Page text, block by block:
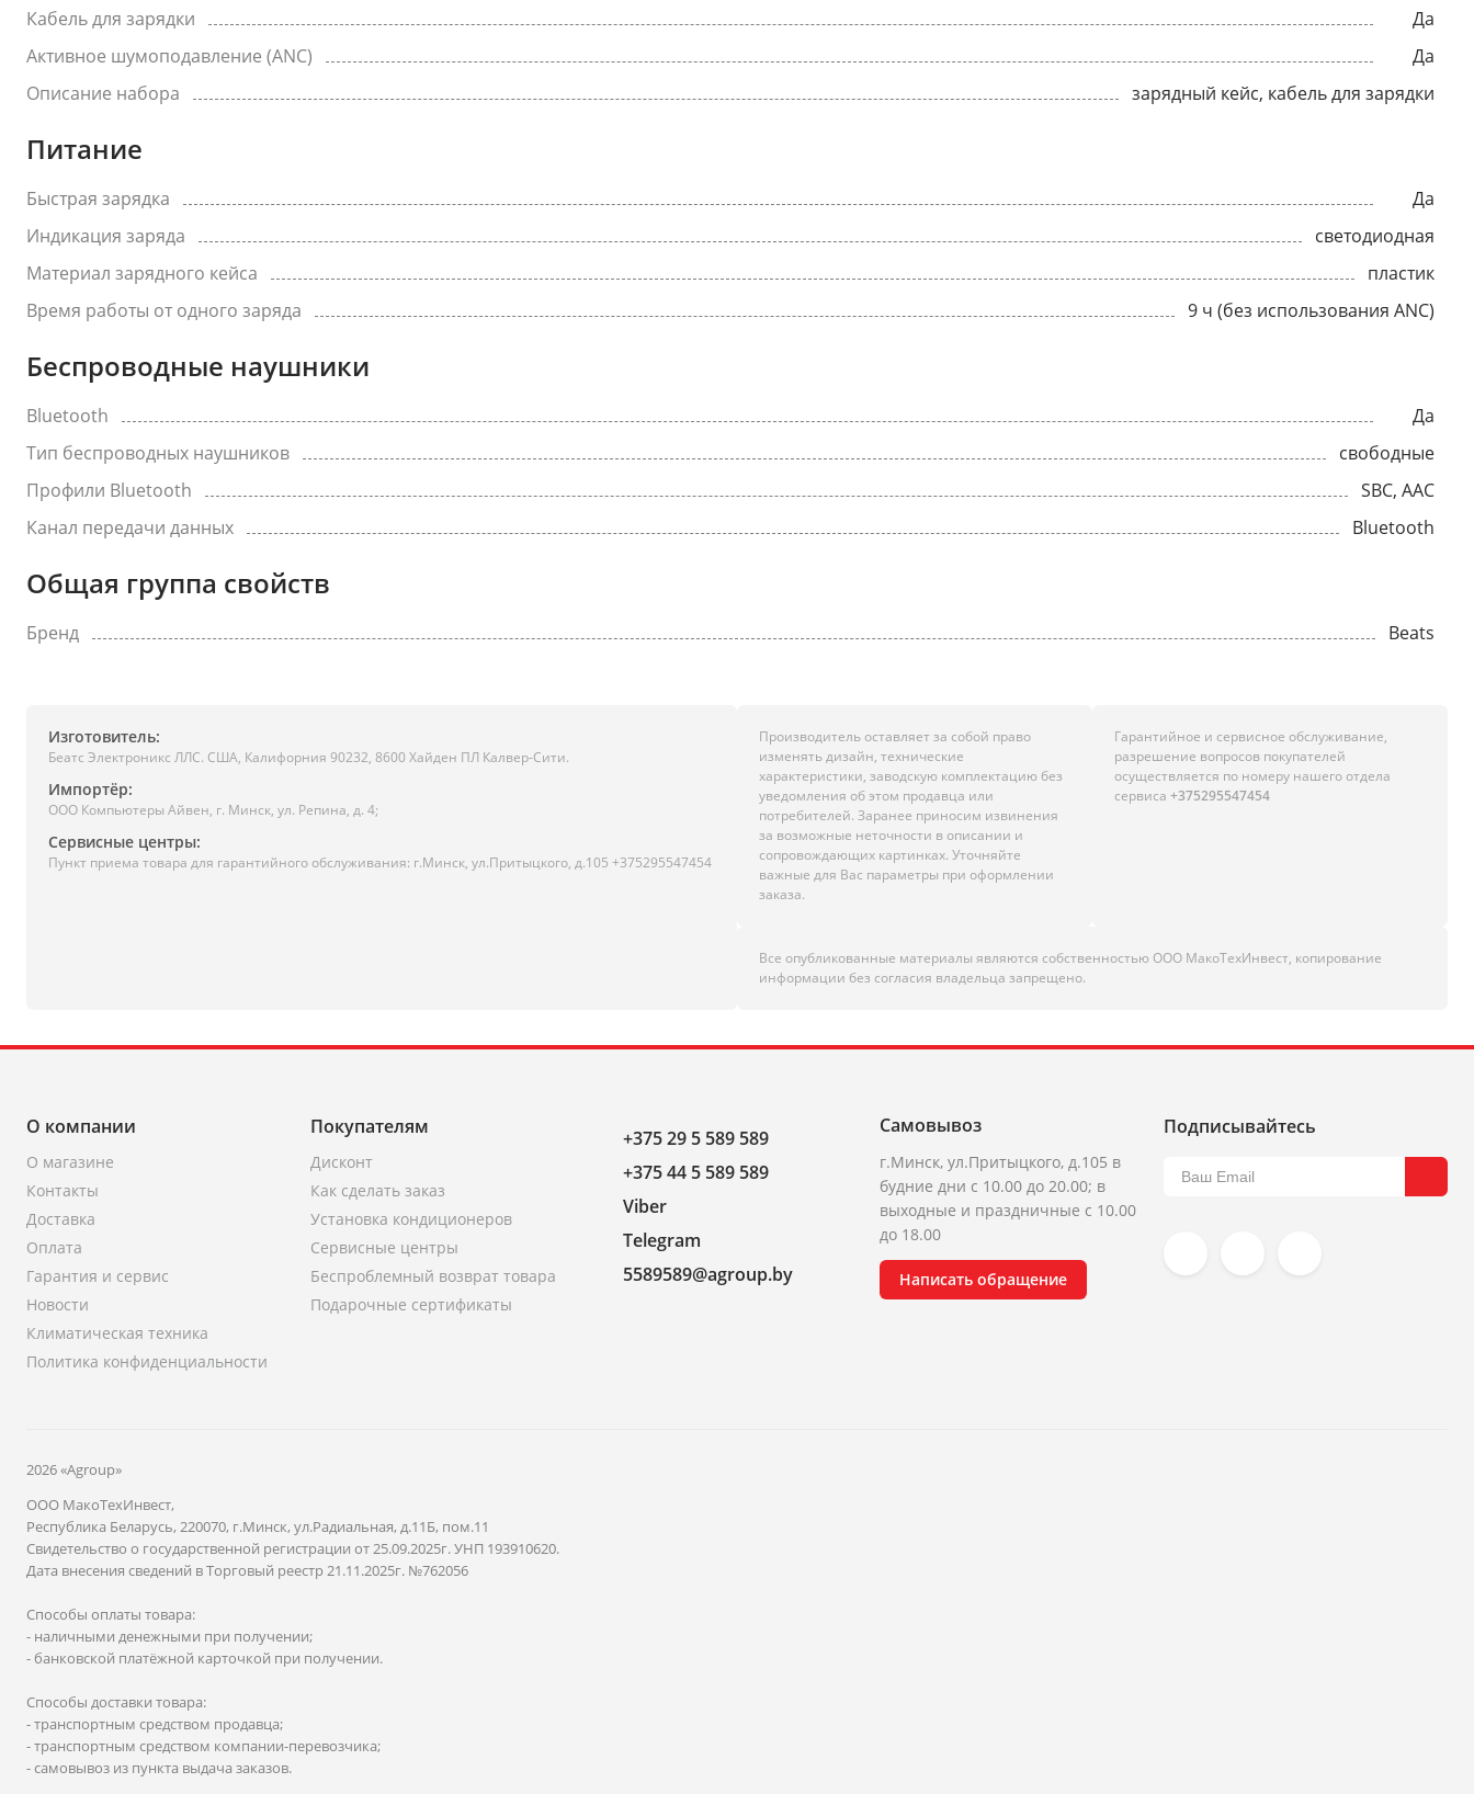
Кабель для зарядки
Да
Активное шумоподавление (ANC)
Да
Описание набора
зарядный кейс, кабель для зарядки
Питание
Быстрая зарядка
Да
Индикация заряда
светодиодная
Материал зарядного кейса
пластик
Время работы от одного заряда
9 ч (без использования ANC)
Беспроводные наушники
Bluetooth
Да
Тип беспроводных наушников
свободные
Профили Bluetooth
SBC, AAC
Канал передачи данных
Bluetooth
Общая группа свойств
Бренд Beats
Изготовитель:
Беатс Электроникс ЛЛС. США, Калифорния 90232, 8600 Хайден ПЛ Калвер-Сити.
Импортёр:
ООО Компьютеры Айвен, г. Минск, ул. Репина, д. 4;
Сервисные центры:
Пункт приема товара для гарантийного обслуживания: г.Минск, ул.Притыцкого, д.105 +375295547454
Производитель оставляет за собой право
изменять дизайн, технические
характеристики, заводскую комплектацию без
уведомления об этом продавца или
потребителей. Заранее приносим извинения
за возможные неточности в описании и
сопровождающих картинках. Уточняйте
важные для Вас параметры при оформлении
заказа.
Гарантийное и сервисное обслуживание,
разрешение вопросов покупателей
осуществляется по номеру нашего отдела
сервиса +375295547454
Все опубликованные материалы являются собственностью ООО МакоТехИнвест, копирование
информации без согласия владельца запрещено.
О компании
О магазине
Контакты
Доставка
Оплата
Гарантия и сервис
Новости
Климатическая техника
Политика конфиденциальности
Покупателям
Дисконт
Как сделать заказ
Установка кондиционеров
Сервисные центры
Беспроблемный возврат товара
Подарочные сертификаты
+375 29 5 589 589
+375 44 5 589 589
Viber
Telegram
5589589@agroup.by
Самовывоз
г.Минск, ул.Притыцкого, д.105 в
будние дни с 10.00 до 20.00; в
выходные и праздничные с 10.00
до 18.00
Написать обращение
Подписывайтесь
2026 «Agroup»
ООО МакоТехИнвест,
Республика Беларусь, 220070, г.Минск, ул.Радиальная, д.11Б, пом.11
Свидетельство о государственной регистрации от 25.09.2025г. УНП 193910620.
Дата внесения сведений в Торговый реестр 21.11.2025г. №762056
Способы оплаты товара:
- наличными денежными при получении;
- банковской платёжной карточкой при получении.
Способы доставки товара:
- транспортным средством продавца;
- транспортным средством компании-перевозчика;
- самовывоз из пункта выдача заказов.